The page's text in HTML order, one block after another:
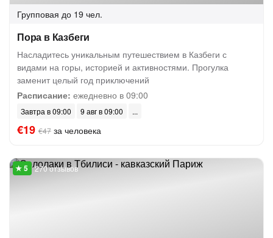
Групповая до 19 чел.
Пора в Казбеги
Насладитесь уникальным путешествием в Казбеги с
видами на горы, историей и активностями. Прогулка
заменит целый год приключений
Расписание: ежедневно в 09:00
Завтра в 09:00 9 авг в 09:00
€19 €47 за человека
270 отзывов